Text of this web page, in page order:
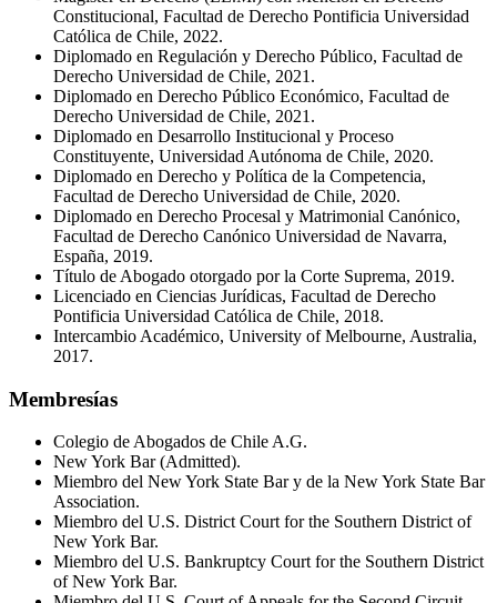
Constitucional, Facultad de Derecho Pontificia Universidad
Católica de Chile, 2022.
Diplomado en Regulación y Derecho Público, Facultad de
Derecho Universidad de Chile, 2021.
Diplomado en Derecho Público Económico, Facultad de
Derecho Universidad de Chile, 2021.
Diplomado en Desarrollo Institucional y Proceso
Constituyente, Universidad Autónoma de Chile, 2020.
Diplomado en Derecho y Política de la Competencia,
Facultad de Derecho Universidad de Chile, 2020.
Diplomado en Derecho Procesal y Matrimonial Canónico,
Facultad de Derecho Canónico Universidad de Navarra,
España, 2019.
Título de Abogado otorgado por la Corte Suprema, 2019.
Licenciado en Ciencias Jurídicas, Facultad de Derecho
Pontificia Universidad Católica de Chile, 2018.
Intercambio Académico, University of Melbourne, Australia,
2017.
Membresías
Colegio de Abogados de Chile A.G.
New York Bar (Admitted).
Miembro del New York State Bar y de la New York State Bar
Association.
Miembro del U.S. District Court for the Southern District of
New York Bar.
Miembro del U.S. Bankruptcy Court for the Southern District
of New York Bar.